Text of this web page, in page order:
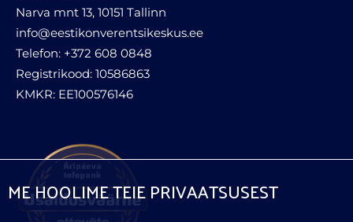
Narva mnt 13, 10151 Tallinn
info@eestikonverentsikeskus.ee
Telefon: +372 608 0848
Registrikood: 10586863
KMKR: EE100576146
ME HOOLIME TEIE PRIVAATSUSEST